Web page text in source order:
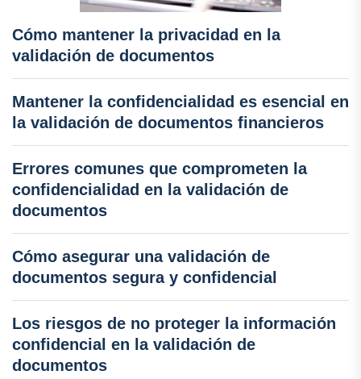
Cómo mantener la privacidad en la
validación de documentos
Mantener la confidencialidad es esencial en
la validación de documentos financieros
Errores comunes que comprometen la
confidencialidad en la validación de
documentos
Cómo asegurar una validación de
documentos segura y confidencial
Los riesgos de no proteger la información
confidencial en la validación de
documentos